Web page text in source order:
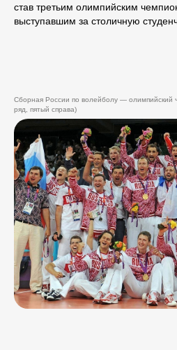
став третьим олимпийским
выступавшим за столичную
Сборная России по волейболу — олимпийский
ряд, пятый справа)